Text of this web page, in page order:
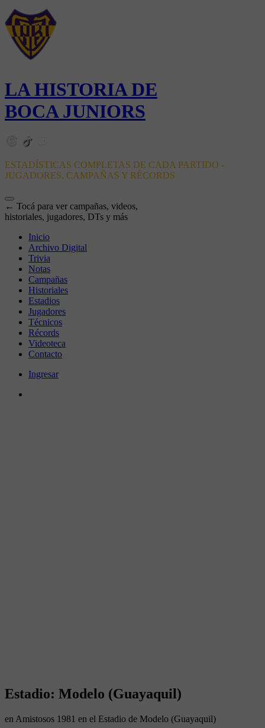
LA HISTORIA DE
BOCA JUNIORS
ESTADÍSTICAS COMPLETAS DE CADA PARTIDO -
JUGADORES, CAMPAÑAS Y RÉCORDS
← Tocá para ver campañas, videos,
historiales, jugadores, DTs y más
Inicio
Archivo Digital
Trivia
Notas
Campañas
Historiales
Estadios
Jugadores
Técnicos
Récords
Videoteca
Contacto
Ingresar
Estadio: Modelo (Guayaquil)
en Amistosos 1981 en el Estadio de Modelo (Guayaquil)